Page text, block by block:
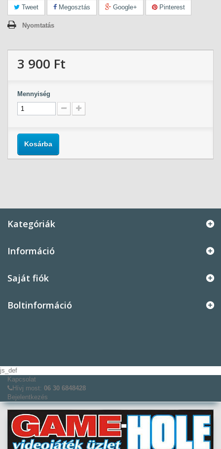
Tweet Megosztás Google+ Pinterest
Nyomtatás
3 900 Ft‎
Mennyiség
Kosárba
Kategóriák
Információ
Saját fiók
Boltinformáció
js_def
Kapcsolat
Hívj most: 06 30 6848428
Bejelentkezés